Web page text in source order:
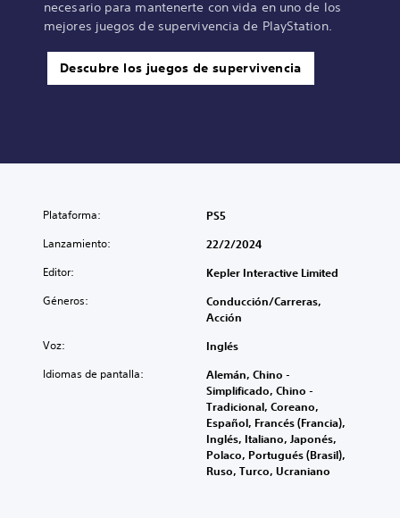
necesario para mantenerte con vida en uno de los
mejores juegos de supervivencia de PlayStation.
Descubre los juegos de supervivencia
Plataforma: PS5
Lanzamiento: 22/2/2024
Editor: Kepler Interactive Limited
Géneros:
Conducción/Carreras,
Acción
Voz: Inglés
Idiomas de pantalla:
Alemán, Chino -
Simplificado, Chino -
Tradicional, Coreano,
Español, Francés (Francia),
Inglés, Italiano, Japonés,
Polaco, Portugués (Brasil),
Ruso, Turco, Ucraniano